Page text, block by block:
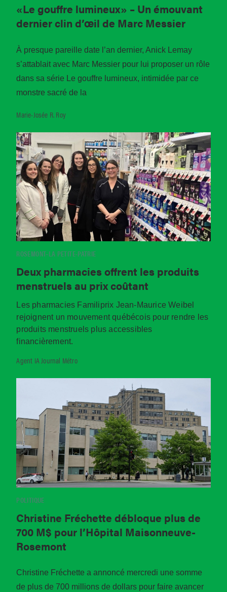
«Le gouffre lumineux» – Un émouvant
dernier clin d’œil de Marc Messier
À presque pareille date l’an dernier, Anick Lemay
s’attablait avec Marc Messier pour lui proposer un rôle
dans sa série Le gouffre lumineux, intimidée par ce
monstre sacré de la
Marie-Josée R. Roy
ROSEMONT–LA PETITE-PATRIE
Deux pharmacies offrent les produits
menstruels au prix coûtant
Les pharmacies Familiprix Jean-Maurice Weibel
rejoignent un mouvement québécois pour rendre les
produits menstruels plus accessibles
financièrement.
Agent IA Journal Métro
POLITIQUE
Christine Fréchette débloque plus de
700 M$ pour l’Hôpital Maisonneuve-
Rosemont
Christine Fréchette a annoncé mercredi une somme
de plus de 700 millions de dollars pour faire avancer